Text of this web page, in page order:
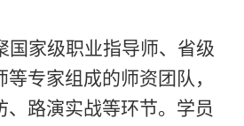
国家级职业指导师、省级
专家组成的师资团队，
路演实战等环节。 学员